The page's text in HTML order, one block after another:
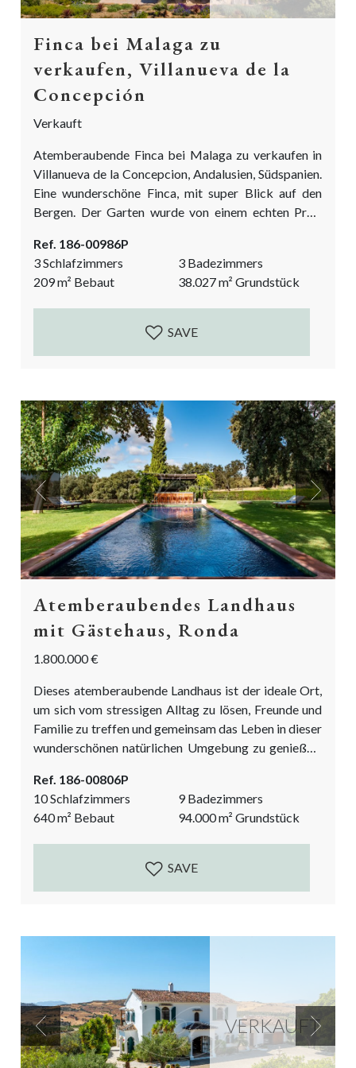
Finca bei Malaga zu
verkaufen, Villanueva de la
Concepción
Verkauft
Atemberaubende Finca bei Malaga zu verkaufen in
Villanueva de la Concepcion, Andalusien, Südspanien.
Eine wunderschöne Finca, mit super Blick auf den
Bergen. Der Garten wurde von einem echten Profi
Suche nach einer warmen, gemütlichen Landvilla sind,
die Sie Ihr Zuhause nennen können, ist dies Ihre
Chance. Direkter Zugang von der Hauptstraße zum
Grundstück. Alte Olivenbäume säumen die
Zufahrtsstraße, die zum Haus hinaufführt....
Ref. 186-00986P
3 Schlafzimmers
3 Badezimmers
209m² Bebaut 38.027m² Grundstück
SAVE
Previous Next
Atemberaubendes Landhaus
mit Gästehaus, Ronda
1.800.000 €
Dieses atemberaubende Landhaus ist der ideale Ort,
um sich vom stressigen Alltag zu lösen, Freunde und
Familie zu treffen und gemeinsam das Leben in dieser
wunderschönen natürlichen Umgebung zu genießen.
Gästetoilette, die zu einem großen Wohnbereich mit
halboffener Küche, Essbereich und Sitzecke führt.
Von hier aus gelangt man auf großzügige Terrassen,
entweder im Innenhof, auf der Süd- oder der
Westseite. Über eine Treppe gelangen...
Ref. 186-00806P
10 Schlafzimmers
9 Badezimmers
640m² Bebaut 94.000m² Grundstück
SAVE
VERKAUFT
Previous Next